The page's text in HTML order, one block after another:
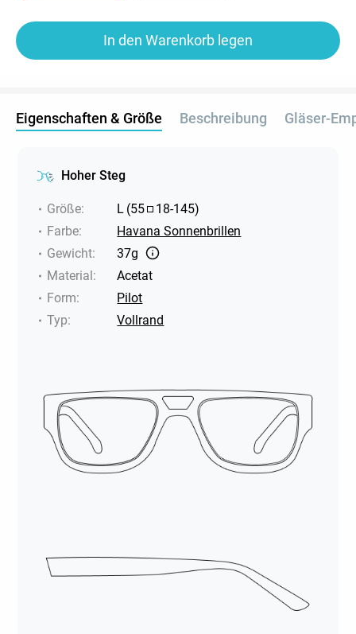
In den Warenkorb legen
Eigenschaften & Größe Beschreibung Gläser-
Hoher Steg
Größe: L (55 18-145)
Farbe:
Havana Sonnenbrillen
Gewicht:
37g
Material:
Acetat
Form:
Pilot
Typ: Vollrand